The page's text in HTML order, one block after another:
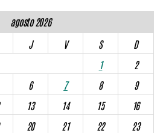
agosto 2026
J V S
D
1
2
6 7 8
9
13 14 15
16
20 21 22
23